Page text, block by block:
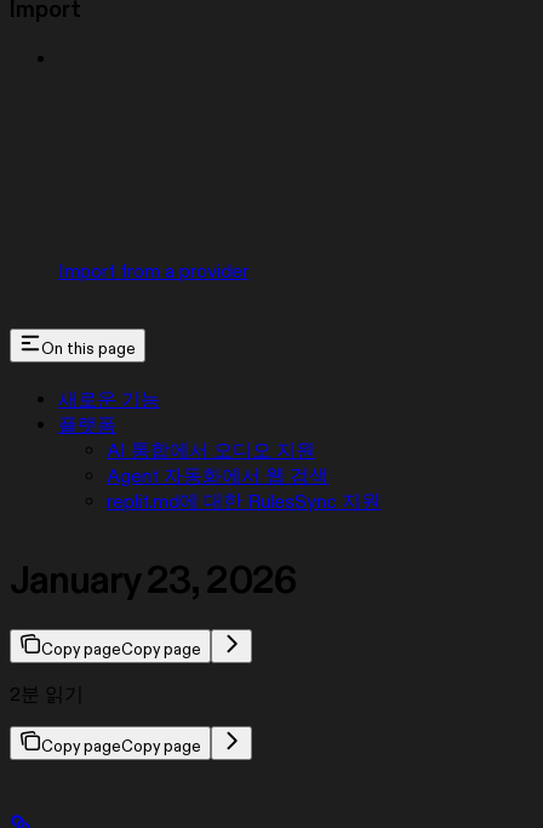
Import
Import from a provider
On this page
새로운 기능
플랫폼
AI 통합에서 오디오 지원
Agent 자동화에서 웹 검색
replit.md에 대한 RulesSync 지원
January 23, 2026
Copy pageCopy page
2분 읽기
Copy pageCopy page